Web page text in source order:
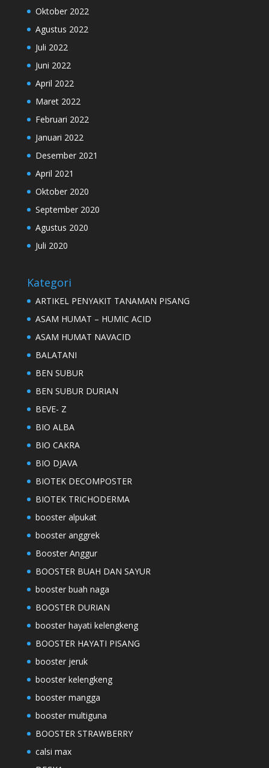
Oktober 2022
Agustus 2022
Juli 2022
Juni 2022
April 2022
Maret 2022
Februari 2022
Januari 2022
Desember 2021
April 2021
Oktober 2020
September 2020
Agustus 2020
Juli 2020
Kategori
ARTIKEL PENYAKIT TANAMAN PISANG
ASAM HUMAT – HUMIC ACID
ASAM HUMAT NAVACID
BALATANI
BEN SUBUR
BEN SUBUR DURIAN
BEVE- Z
BIO ALBA
BIO CAKRA
BIO DJAVA
BIOTEK DECOMPOSTER
BIOTEK TRICHODERMA
booster alpukat
booster anggrek
Booster Anggur
BOOSTER BUAH DAN SAYUR
booster buah naga
BOOSTER DURIAN
booster hayati kelengkeng
BOOSTER HAYATI PISANG
booster jeruk
booster kelengkeng
booster mangga
booster multiguna
BOOSTER STRAWBERRY
calsi max